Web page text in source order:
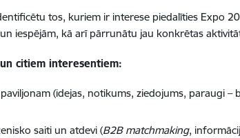
tos, kuriem ir interese piedalīties Expo
iespējām, kā arī pārrunātu jau konkrētas
citiem interesentiem:
(idejas, notikums, ziedojums, paraugi –
saiti un atdevi (B2B matchmaking,